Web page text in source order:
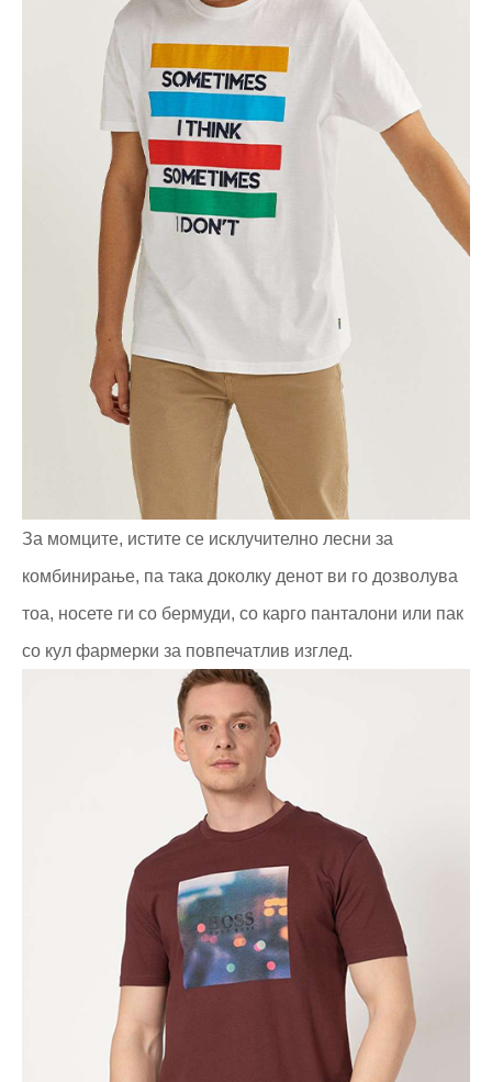
За момците, истите се исклучително лесни за
комбинирање, па така доколку денот ви го дозволува
тоа, носете ги со бермуди, со карго панталони или пак
со кул фармерки за повпечатлив изглед.